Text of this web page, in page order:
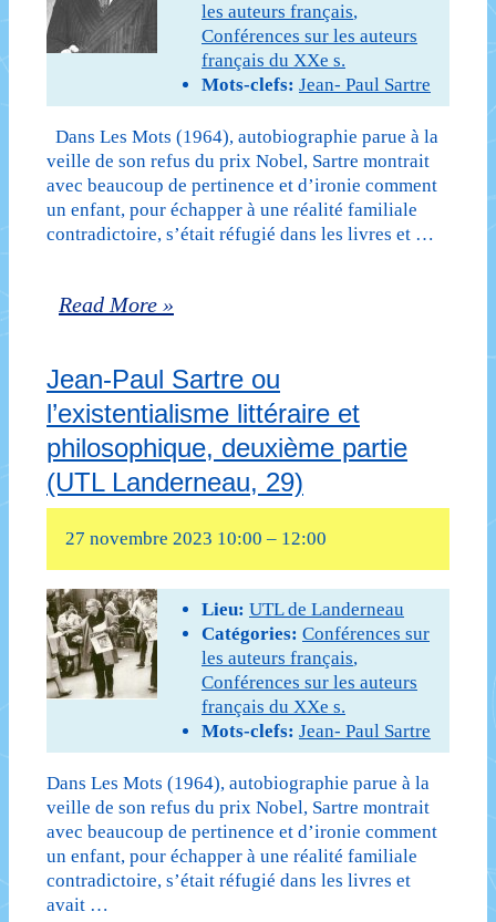
Mots
de
Jean-
Paul
Sartre
Blois,
41)
partie
(UTL
29)
les auteurs français,
Conférences sur les auteurs
français du XXe s.
Mots-clefs: Jean- Paul Sartre
Dans Les Mots (1964), autobiographie parue à la
veille de son refus du prix Nobel, Sartre montrait
avec beaucoup de pertinence et d’ironie comment
un enfant, pour échapper à une réalité familiale
contradictoire, s’était réfugié dans les livres et …
Jean-
Sartre
ou
l’existentialisme
littéraire
et
première
partie
(UTL
Iroise,
29)
Read More »
Jean-Paul Sartre ou
l’existentialisme littéraire et
philosophique, deuxième partie
(UTL Landerneau, 29)
27 novembre 2023 10:00 – 12:00
Lieu: UTL de Landerneau
Catégories: Conférences sur
les auteurs français,
Conférences sur les auteurs
français du XXe s.
Mots-clefs: Jean- Paul Sartre
Dans Les Mots (1964), autobiographie parue à la
veille de son refus du prix Nobel, Sartre montrait
avec beaucoup de pertinence et d’ironie comment
un enfant, pour échapper à une réalité familiale
contradictoire, s’était réfugié dans les livres et
avait …